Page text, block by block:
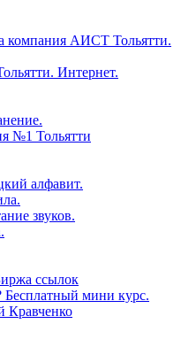
компания АИСТ Тольятти.
Интернет.
№1 Тольятти
алфавит.
звуков.
ссылок
Бесплатный мини курс.
Кравченко